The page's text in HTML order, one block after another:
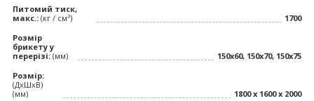
Питомий тиск,
макс.: (кг / см²)
1700
Розмір
брикету у
перерізі: (мм)
150x60, 150x70, 150x75
Розмір:
(ДхШхВ)
(мм)
1800 х 1600 х 2000